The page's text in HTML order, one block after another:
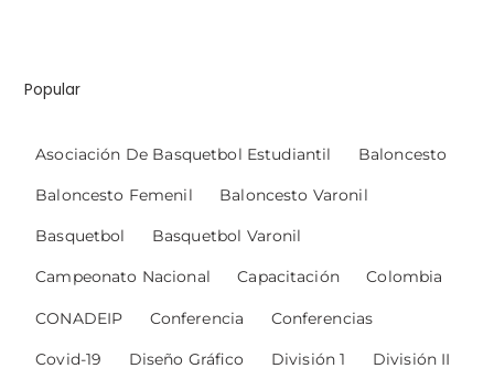
Popular
Asociación De Basquetbol Estudiantil Baloncesto
Baloncesto Femenil Baloncesto Varonil
Basquetbol Basquetbol Varonil
Campeonato Nacional Capacitación Colombia
CONADEIP Conferencia Conferencias
Covid-19 Diseño Gráfico División 1 División II